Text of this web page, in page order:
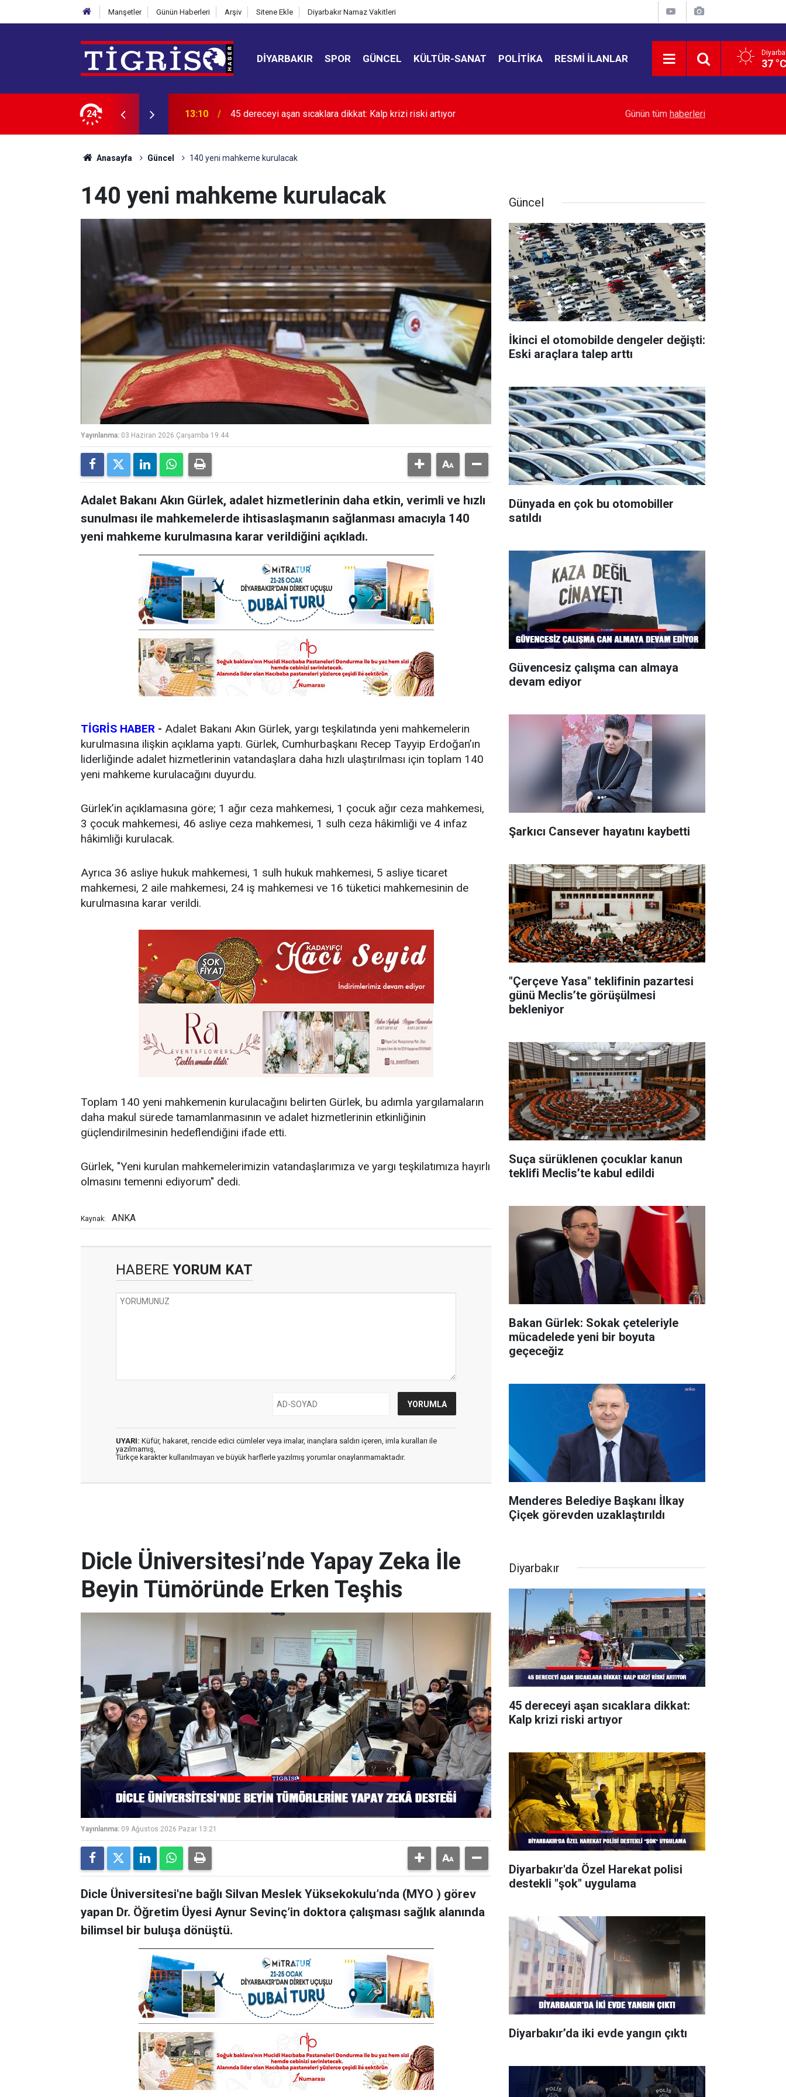
Manşetler Günün Haberleri Arşiv Sitene Ekle Diyarbakır Namaz Vakitleri
DIYARBAKIR SPOR GÜNCEL KÜLTÜR-SANAT POLITIKA RESMI İLANLAR 37
24
Kalp krizi riski artıyor 13:08 İkinci el otomobilde dengeler değişti: Eski araçlara talep arttı Van’da sıcaktan bunalanlar bu plaja akın ediyor
Günün tüm haberleri
Anasayfa Güncel 140 yeni mahkeme kurulacak
140 yeni mahkeme kurulacak
Yayınlanma: 03 Haziran 2026 Çarşamba 19:44
Adalet Bakanı Akın Gürlek, adalet hizmetlerinin daha etkin, verimli ve hızlı
sunulması ile mahkemelerde ihtisaslaşmanın sağlanması amacıyla 140
yeni mahkeme kurulmasına karar verildiğini açıkladı.
TİGRİS HABER - Adalet Bakanı Akın Gürlek, yargı teşkilatında yeni mahkemelerin
kurulmasına ilişkin açıklama yaptı. Gürlek, Cumhurbaşkanı Recep Tayyip Erdoğan’ın
liderliğinde adalet hizmetlerinin vatandaşlara daha hızlı ulaştırılması için toplam 140
yeni mahkeme kurulacağını duyurdu.
Gürlek’in açıklamasına göre; 1 ağır ceza mahkemesi, 1 çocuk ağır ceza mahkemesi,
3 çocuk mahkemesi, 46 asliye ceza mahkemesi, 1 sulh ceza hâkimliği ve 4 infaz
hâkimliği kurulacak.
Ayrıca 36 asliye hukuk mahkemesi, 1 sulh hukuk mahkemesi, 5 asliye ticaret
mahkemesi, 2 aile mahkemesi, 24 iş mahkemesi ve 16 tüketici mahkemesinin de
kurulmasına karar verildi.
Toplam 140 yeni mahkemenin kurulacağını belirten Gürlek, bu adımla yargılamaların
daha makul sürede tamamlanmasının ve adalet hizmetlerinin etkinliğinin
güçlendirilmesinin hedeflendiğini ifade etti.
Gürlek, "Yeni kurulan mahkemelerimizin vatandaşlarımıza ve yargı teşkilatımıza hayırlı
olmasını temenni ediyorum" dedi.
Kaynak: ANKA
HABERE YORUM KAT
UYARI: Küfür, hakaret, rencide edici cümleler veya imalar, inançlara saldırı içeren, imla kuralları ile
yazılmamış,
Türkçe karakter kullanılmayan ve büyük harflerle yazılmış yorumlar onaylanmamaktadır.
Güncel
İkinci el otomobilde dengeler değişti:
Eski araçlara talep arttı
Dünyada en çok bu otomobiller
satıldı
Güvencesiz çalışma can almaya
devam ediyor
Şarkıcı Cansever hayatını kaybetti
"Çerçeve Yasa" teklifinin pazartesi
günü Meclis’te görüşülmesi
bekleniyor
Suça sürüklenen çocuklar kanun
teklifi Meclis’te kabul edildi
Bakan Gürlek: Sokak çeteleriyle
mücadelede yeni bir boyuta
geçeceğiz
Menderes Belediye Başkanı İlkay
Çiçek görevden uzaklaştırıldı
Dicle Üniversitesi’nde Yapay Zeka İle
Beyin Tümöründe Erken Teşhis
Yayınlanma: 09 Ağustos 2026 Pazar 13:21
Dicle Üniversitesi'ne bağlı Silvan Meslek Yüksekokulu’nda (MYO ) görev
yapan Dr. Öğretim Üyesi Aynur Sevinç’in doktora çalışması sağlık alanında
bilimsel bir buluşa dönüştü.
Diyarbakır
45 dereceyi aşan sıcaklara dikkat:
Kalp krizi riski artıyor
Diyarbakır'da Özel Harekat polisi
destekli "şok" uygulama
Diyarbakır’da iki evde yangın çıktı